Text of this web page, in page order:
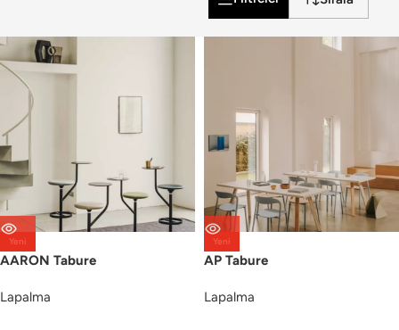
Yeni
AARON Tabure
Lapalma
Yeni
AP Tabure
Lapalma